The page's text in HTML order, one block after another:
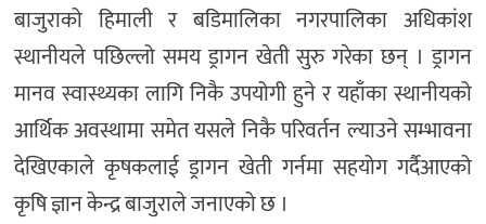
बाजुराको हिमाली र बडिमालिका नगरपालिका अधिकांश
स्थानीयले पछिल्लो समय ड्रागन खेती सुरु गरेका छन् । ड्रागन
मानव स्वास्थ्यका लागि निकै उपयोगी हुने र यहाँका स्थानीयको
आर्थिक अवस्थामा समेत यसले निकै परिवर्तन ल्याउने सम्भावना
देखिएकाले कृषकलाई ड्रागन खेती गर्नमा सहयोग गर्दैआएको
कृषि ज्ञान केन्द्र बाजुराले जनाएको छ ।